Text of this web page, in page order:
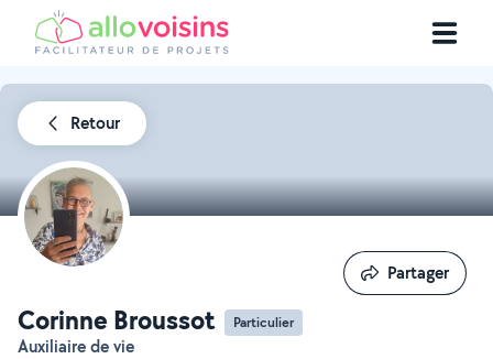
Retour
Corinne Broussot Particulier
Auxiliaire de vie
Partager
Partager